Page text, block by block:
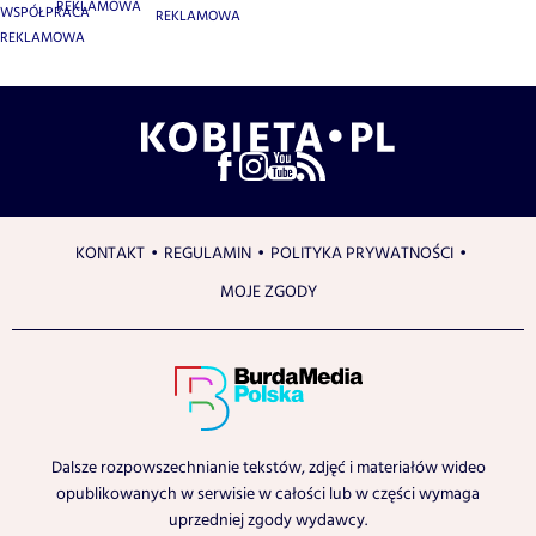
WSPÓŁPRACA
REKLAMOWA
REKLAMOWA
REKLAMOWA
KONTAKT REGULAMIN
POLITYKA PRYWATNOŚCI
MOJE ZGODY
Dalsze rozpowszechnianie tekstów, zdjęć i materiałów wideo
opublikowanych w serwisie w całości lub w części wymaga
uprzedniej zgody wydawcy.